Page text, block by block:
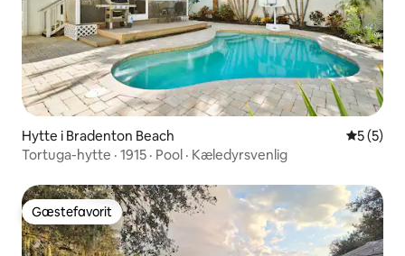
Hytte i Bradenton Beach 5 ud af 5
5 (5)
Tortuga-hytte · 1915 · Pool · Kæledyrsvenlig
Gæstefavorit
Gæstefavorit